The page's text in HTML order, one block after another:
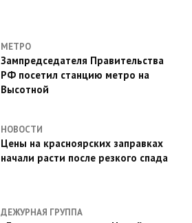
МЕТРО
Зампредседателя Правительства
РФ посетил станцию метро на
Высотной
НОВОСТИ
Цены на красноярских заправках
начали расти после резкого спада
ДЕЖУРНАЯ ГРУППА